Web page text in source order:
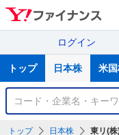
ログイン
サ
トップ 日本株 米
銘
トップ 日本株 東リ(株